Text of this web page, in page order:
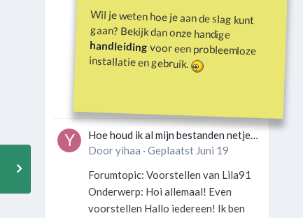
Wil je weten hoe je aan de slag kunt
gaan? Bekijk dan onze handige
handleidingvoor een probleemloze
installatie en gebruik.
Washington Reflecting Pool?
Forumdiscussie: Davey Hearn:
Former Olympian Denies Vandalising
Washington Reflecting Pool
Gebruiker: SportFan123 Hey
Hoe houd ik al mijn bestanden netjes
georganiseerd zonder gek te
Dooryihaa · Geplaatst Juni 19
Forumtopic: Voorstellen van Lila91
Onderwerp: Hoi allemaal! Even
voorstellen Hallo iedereen! Ik ben